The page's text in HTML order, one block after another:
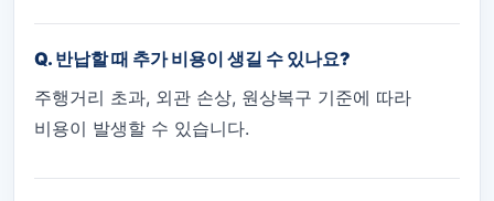
Q. 반납할 때 추가 비용이 생길 수 있나요?
주행거리 초과, 외관 손상, 원상복구 기준에 따라
비용이 발생할 수 있습니다.